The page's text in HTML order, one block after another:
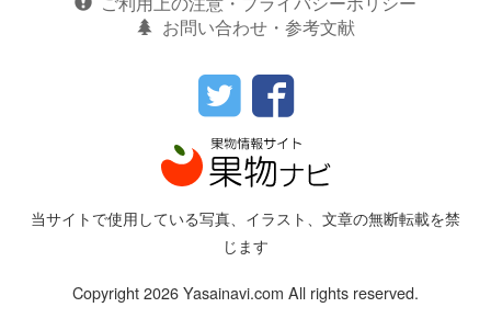
お問い合わせ・参考文献
当サイトで使用している写真、イラスト、文章の無断転載を禁
じます
Copyright 2026 Yasainavi.com All rights reserved.